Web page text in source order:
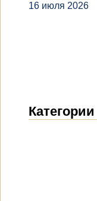
16 июля 2026
Категории